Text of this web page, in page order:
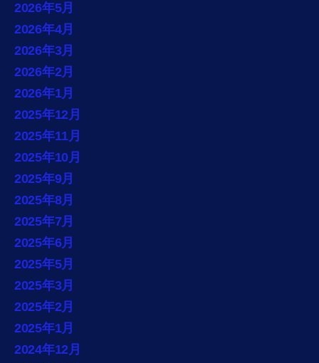
2026年5月
2026年4月
2026年3月
2026年2月
2026年1月
2025年12月
2025年11月
2025年10月
2025年9月
2025年8月
2025年7月
2025年6月
2025年5月
2025年3月
2025年2月
2025年1月
2024年12月